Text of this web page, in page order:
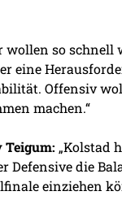
wollen so schnell
eine
Offensiv
machen.“
Teigum: „Kolstad
Defensive die
einziehen